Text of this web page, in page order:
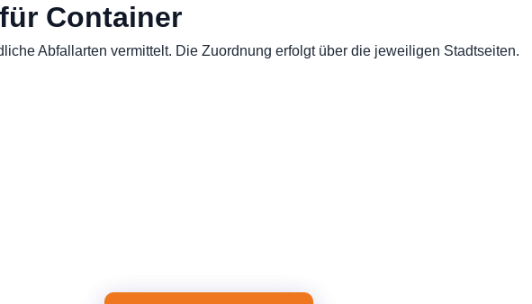
Container
Abfallarten vermittelt. Die Zuordnung erfolgt über die jeweiligen Stadtseiten.